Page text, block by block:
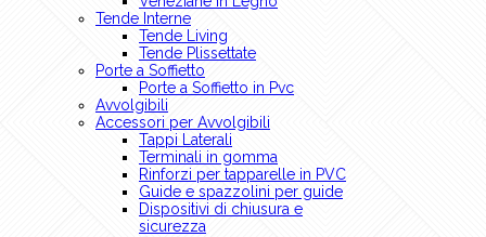
Tende Interne
Tende Living
Tende Plissettate
Porte a Soffietto
Porte a Soffietto in Pvc
Avvolgibili
Accessori per Avvolgibili
Tappi Laterali
Terminali in gomma
Rinforzi per tapparelle in PVC
Guide e spazzolini per guide
Dispositivi di chiusura e
sicurezza